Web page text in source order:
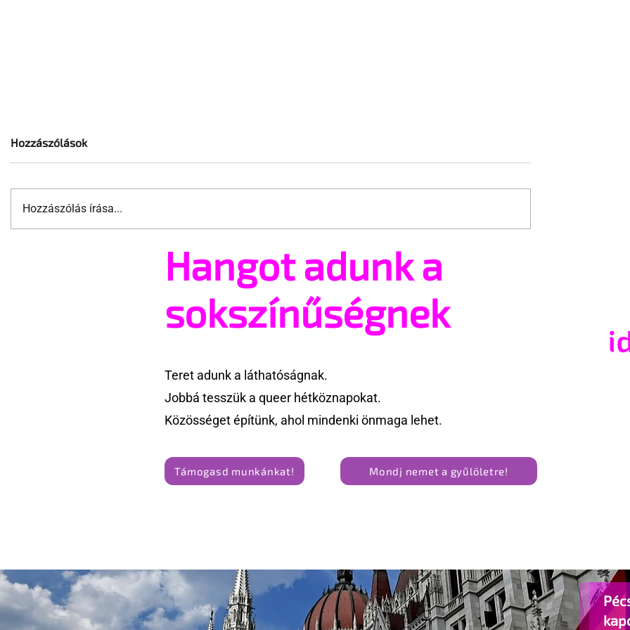
Jonathan Bailey új szerepben
10 érdekesség, amit sok férfi
nem tud a saját nemi
szervéről
Hozzászólások
Hozzászólás írása...
Hangot adunk a
sokszínűségnek
Teret adunk a láthatóságnak.
Jobbá tesszük a queer hétköznapokat.
Közösséget építünk, ahol mindenki önmaga lehet.
Támogasd munkánkat! Mondj nemet a gyűlöletre!